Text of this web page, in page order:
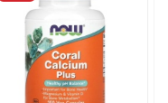
Добавить
в
Вишлист